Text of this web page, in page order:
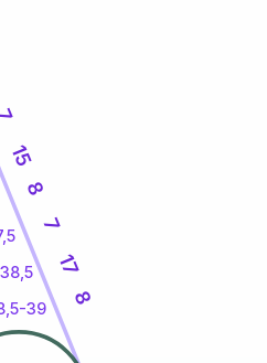
39
15
8
7
17
8